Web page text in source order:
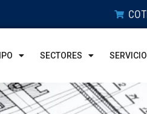
SECTORES